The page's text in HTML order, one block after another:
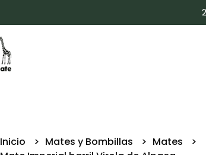
Inicio Mates y Bombillas
Mates